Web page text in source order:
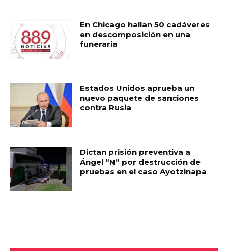
En Chicago hallan 50 cadáveres
en descomposición en una
funeraria
Estados Unidos aprueba un
nuevo paquete de sanciones
contra Rusia
Dictan prisión preventiva a
Ángel “N” por destrucción de
pruebas en el caso Ayotzinapa